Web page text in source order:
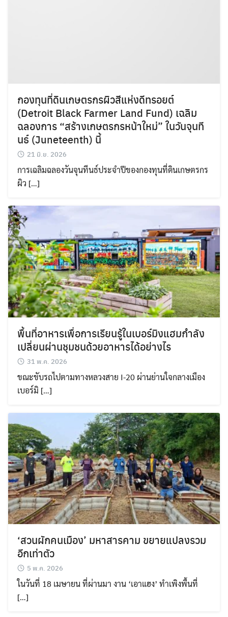
กองทุนที่ดินเกษตรกรผิวสีแห่งดีทรอยต์
(Detroit Black Farmer Land Fund) เฉลิม
ฉลองการ “สร้างเกษตรกรหน้าใหม่” ในวันจุนที
นธ์ (Juneteenth) นี้
21 มิ.ย. 2026
การเฉลิมฉลองวันจุนทีนธ์ประจำปีของกองทุนที่ดินเกษตรกร
ผิว […]
พื้นที่อาหารเพื่อการเรียนรู้ในเบอร์มิงแฮมกำลัง
เปลี่ยนผ่านชุมชนด้วยอาหารได้อย่างไร
31 พ.ค. 2026
ขณะขับรถไปตามทางหลวงสาย I-20 ผ่านย่านใจกลางเมือง
เบอร์มิ […]
‘สวนผักคนเมือง’ มหาสารคาม ขยายแปลงรวม
อีกเท่าตัว
5 พ.ค. 2026
ในวันที่ 18 เมษายน ที่ผ่านมา งาน ‘เอาแฮง’ ทำเพิงพื้นที่
[…]